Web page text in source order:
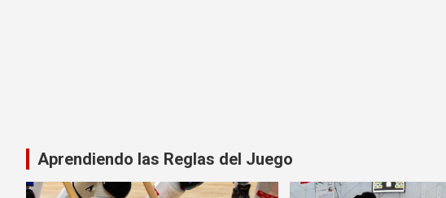
Aprendiendo las Reglas del Juego